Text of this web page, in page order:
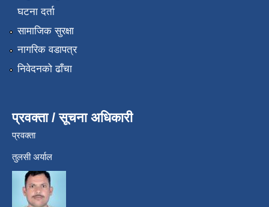
घटना दर्ता
सामाजिक सुरक्षा
नागरिक वडापत्र
निवेदनको ढाँचा
प्रवक्ता / सूचना अधिकारी
प्रवक्ता
तुलसी अर्याल